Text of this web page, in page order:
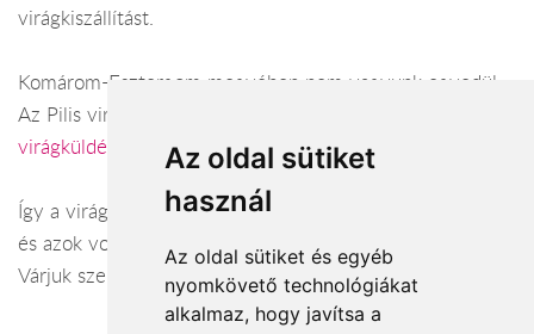
Az oldal sütiket
használ
Az oldal sütiket és egyéb
nyomkövető technológiákat
alkalmaz, hogy javítsa a
virágkiszállítást.
Komárom-Esztergom megyében nem vagyunk egyedül:
Az Pilis virága virágüzlet Esztergom területén (
virágküldés Esztergom) és vonzáskörzetében.
Így a virágküldés Komárom-Esztergom megye városaiban
és azok vonzáskörzetében is gond nélkül megoldható.
Várjuk szeretettel webáruházunkban!